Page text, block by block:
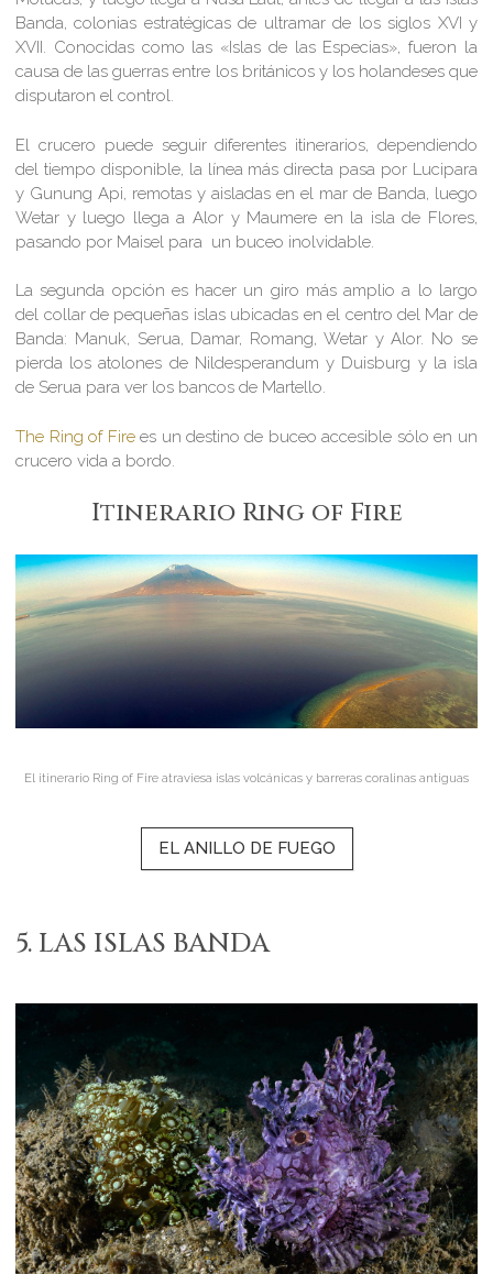
Banda, colonias estratégicas de ultramar de los siglos XVI y
XVII. Conocidas como las «Islas de las Especias», fueron la
causa de las guerras entre los británicos y los holandeses que
disputaron el control.
El crucero puede seguir diferentes itinerarios, dependiendo
del tiempo disponible, la línea más directa pasa por Lucipara
y Gunung Api, remotas y aisladas en el mar de Banda, luego
Wetar y luego llega a Alor y Maumere en la isla de Flores,
pasando por Maisel para un buceo inolvidable.
La segunda opción es hacer un giro más amplio a lo largo
del collar de pequeñas islas ubicadas en el centro del Mar de
Banda: Manuk, Serua, Damar, Romang, Wetar y Alor. No se
pierda los atolones de Nildesperandum y Duisburg y la isla
de Serua para ver los bancos de Martello.
The Ring of Firees un destino de buceo accesible sólo en un
crucero vida a bordo.
Itinerario Ring of Fire
El itinerario Ring of Fire atraviesa islas volcánicas y barreras coralinas antiguas
EL ANILLO DE FUEGO
5. LAS ISLAS BANDA